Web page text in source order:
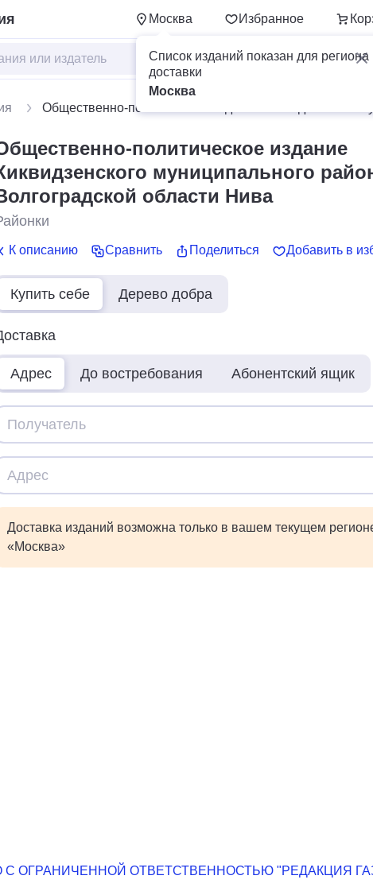
Москва Избранное
Список изданий показан для региона
доставки
Москва
Для бизнеса
Общественно-политическое издание Киквидзенского
политическое издание
муниципального
области Нива
К описанию Сравнить Поделиться Добавить в
Купить себе Дерево добра
Адрес До востребования Абонентский ящик
Доставка изданий возможна только в вашем текущем
«Москва»
ОГРАНИЧЕННОЙ ОТВЕТСТВЕННОСТЬЮ "РЕДАКЦИЯ